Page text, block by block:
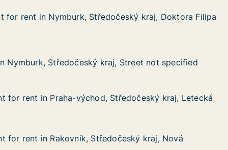
kraj, Doktora Filipa
Nymburk, Středočeský kraj, Doktora Filipa
for rent in Nymburk, Středočeský kraj, Doktora Filipa
for rent in Nymburk, Středočeský kraj, Doktora Filipa
Street not specified
Středočeský kraj, Street not specified
Nymburk, Středočeský kraj, Street not specified
Nymburk, Středočeský kraj, Street not specified
kraj, Letecká
Praha-východ, Středočeský kraj, Letecká
for rent in Praha-východ, Středočeský kraj, Letecká
for rent in Praha-východ, Středočeský kraj, Letecká
kraj, Nová
Rakovník, Středočeský kraj, Nová
for rent in Rakovník, Středočeský kraj, Nová
for rent in Rakovník, Středočeský kraj, Nová